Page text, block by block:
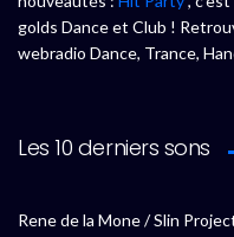
golds Dance et Club !
webradio Dance, Trance,
Les 10 derniers sons
Rene de la Mone / Slin